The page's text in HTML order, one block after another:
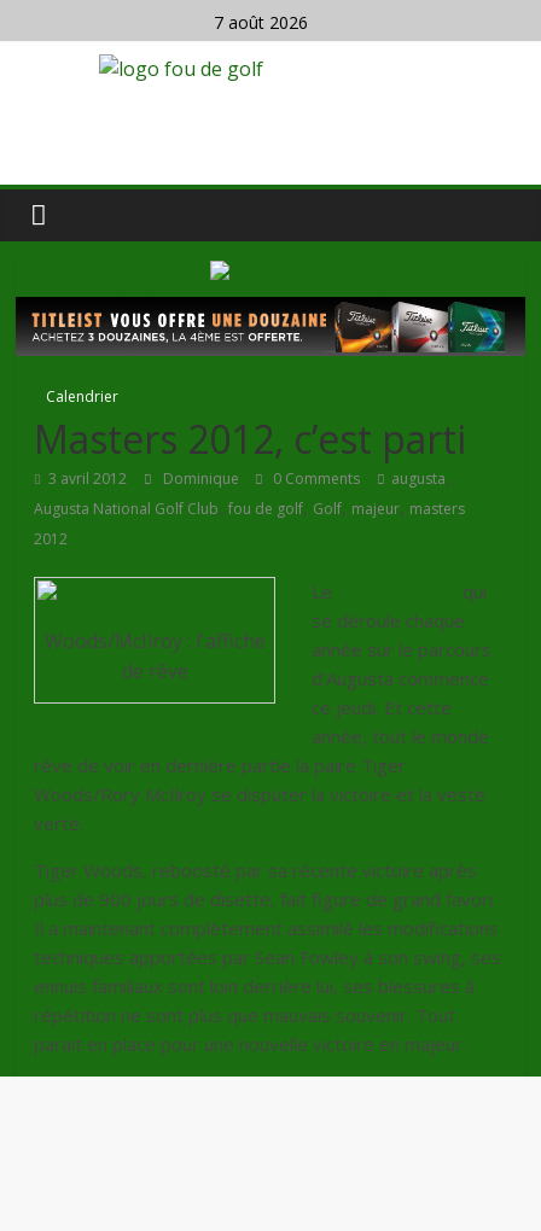
7 août 2026
Calendrier
Masters 2012, c’est parti
3 avril 2012 Dominique 0 Comments augusta,
Augusta National Golf Club,fou de golf, Golf, majeur, masters
2012
Woods/McIlroy : l'affiche
de rêve
Le
qui
se déroule chaque
année sur le parcours
d’Augusta commence
ce jeudi. Et cette
année, tout le monde
rêve de voir en dernière partie la paire Tiger
Woods/Rory McIlroy se disputer la victoire et la veste
verte.
Tiger Woods, reboosté par sa récente victoire après
plus de 900 jours de disette, fait figure de grand favori.
Il a maintenant complètement assimilé les modifications
techniques apportées par Sean Fowley à son swing, ses
ennuis familiaux sont loin derrière lui, ses blessures à
répétition ne sont plus que mauvais souvenir. Tout
parait en place pour une nouvelle victoire en majeur.